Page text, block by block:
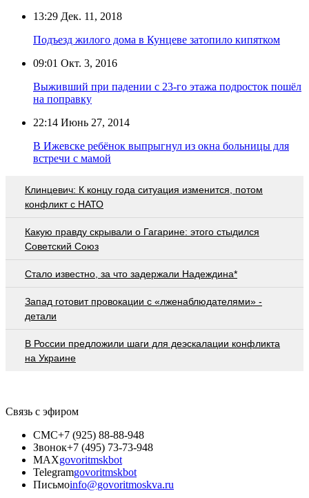
13:29 Дек. 11, 2018
Подъезд жилого дома в Кунцеве затопило кипятком
09:01 Окт. 3, 2016
Выживший при падении с 23-го этажа подросток пошёл
на поправку
22:14 Июнь 27, 2014
В Ижевске ребёнок выпрыгнул из окна больницы для
встречи с мамой
Клинцевич: К концу года ситуация изменится, потом
конфликт с НАТО
Какую правду скрывали о Гагарине: этого стыдился
Советский Союз
Стало известно, за что задержали Надеждина*
Запад готовит провокации с «лженаблюдателями» -
детали
В России предложили шаги для деэскалации конфликта
на Украине
Связь с эфиром
СМС+7 (925) 88-88-948
Звонок+7 (495) 73-73-948
MAXgovoritmskbot
Telegramgovoritmskbot
Письмоinfo@govoritmoskva.ru